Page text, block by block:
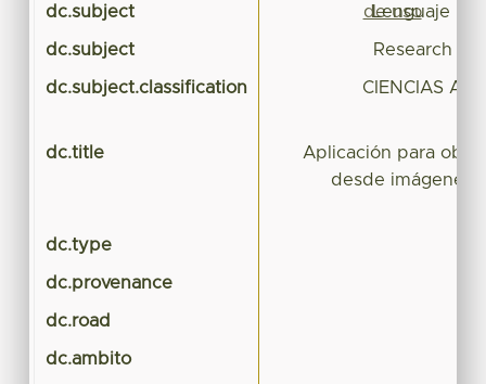
dc.subject Lenguaje R,
dc.subject Research
dc.subject.classification
CIENCIAS
dc.title
Aplicación para
desde imágenes
dc.type
dc.provenance
dc.road
dc.ambito
de uso